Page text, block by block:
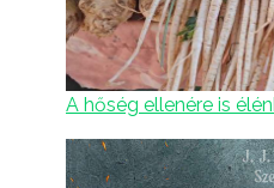
A hőség ellenére is